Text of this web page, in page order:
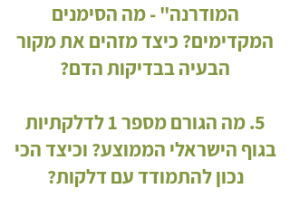
המודרנה" - מה הסימנים
המקדימים? כיצד מזהים את מקור
הבעיה בבדיקות הדם?
5. מה הגורם מספר 1 לדלקתיות
בגוף הישראלי הממוצע? וכיצד הכי
נכון להתמודד עם דלקות?